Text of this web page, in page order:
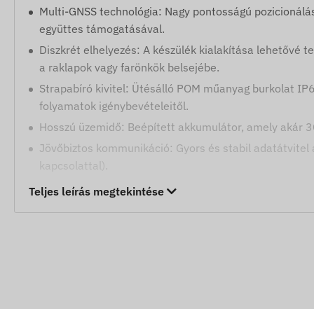
Multi-GNSS technológia: Nagy pontosságú
együttes támogatásával.
Diszkrét elhelyezés: A készülék kialakítása lehetővé
a raklapok vagy farönkök belsejébe.
Strapabíró kivitel: Ütésálló POM műanyag burkolat
folyamatok igénybevételeitől.
Hosszú üzemidő: Beépített akkumulátor, amely akár
Jövőbiztos kommunikáció: Gyors és stabil adatátvitel
kapcsolattal).
Riasztások
Illetéktelen elmozdulás észlelése a beépített
Teljes leírás megtekintése